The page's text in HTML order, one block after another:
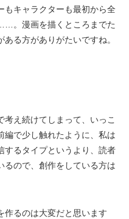
もキャラクターも最初から全
。漫画を描くところまでた
る方がありがたいですね。
え続けてしまって、いっこ
編で少し触れたように、私は
するタイプというより、読者
るので、創作をしている方は
るのは大変だと思います